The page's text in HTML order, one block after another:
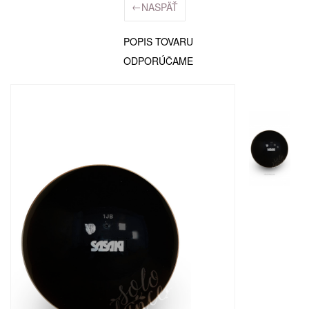
←NASPÄŤ
POPIS TOVARU
ODPORÚČAME